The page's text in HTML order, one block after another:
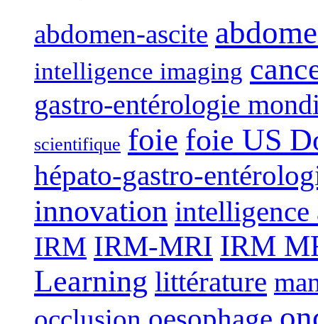
abdomen-ascite
intelligence imaging
gastro-entérologie
scientifique foie foie US
hépato-gastro-
innovation
IRM IRM-MRI IRM
Learning littérature